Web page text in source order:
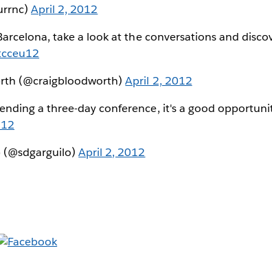
April 2, 2012
take a look at the conversations and
(@craigbloodworth)April 2, 2012
a three-day conference, it's a good
(@sdgarguilo)April 2, 2012